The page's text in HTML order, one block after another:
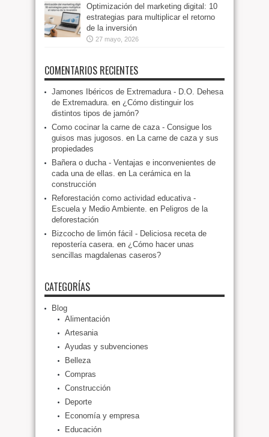
Optimización del marketing digital: 10
estrategias para multiplicar el retorno
de la inversión
27 mayo, 2026
COMENTARIOS RECIENTES
Jamones Ibéricos de Extremadura - D.O. Dehesa
de Extremadura. en ¿Cómo distinguir los
distintos tipos de jamón?
Como cocinar la carne de caza - Consigue los
guisos mas jugosos. en La carne de caza y sus
propiedades
Bañera o ducha - Ventajas e inconvenientes de
cada una de ellas. en La cerámica en la
construcción
Reforestación como actividad educativa -
Escuela y Medio Ambiente. en Peligros de la
deforestación
Bizcocho de limón fácil - Deliciosa receta de
repostería casera. en ¿Cómo hacer unas
sencillas magdalenas caseros?
CATEGORÍAS
Blog
Alimentación
Artesania
Ayudas y subvenciones
Belleza
Compras
Construcción
Deporte
Economía y empresa
Educación